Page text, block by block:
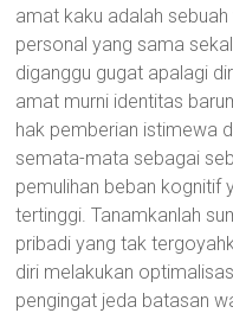
amat kaku adalah
personal yang sama
diganggu gugat apalagi
amat murni identitas
hak pemberian istimewa
semata-mata sebagai
pemulihan beban kognitif
tertinggi. Tanamkanlah
pribadi yang tak
diri melakukan
pengingat jeda batasan